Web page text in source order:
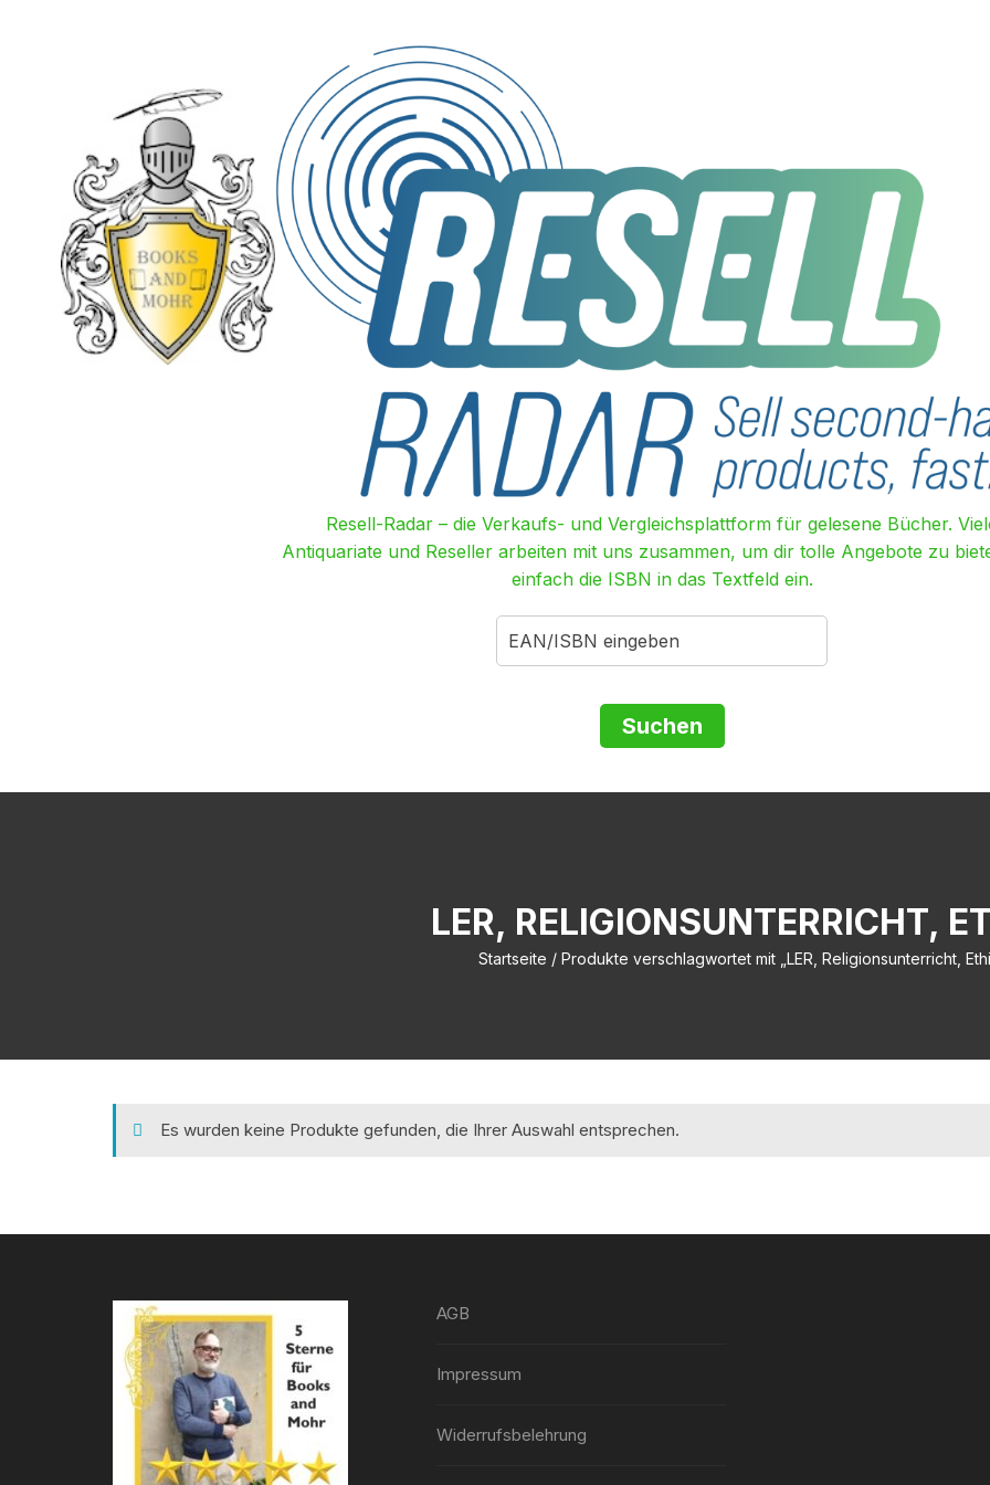
Resell-Radar – die Verkaufs- und Vergleichsplattform für gelesene Bücher.
Antiquariate und Reseller arbeiten mit uns zusammen, um dir tolle Angebote zu
einfach die ISBN in das Textfeld ein.
LER, RELIGIONSUNTERRICHT,
Startseite / Produkte verschlagwortet mit „LER, Religionsunterricht,
Es wurden keine Produkte gefunden, die Ihrer Auswahl entsprechen.
AGB
Impressum
Widerrufsbelehrung